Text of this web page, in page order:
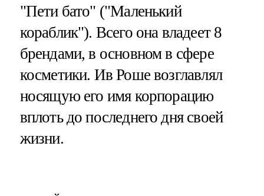
"Пети бато" ("Маленький
кораблик"). Всего она владеет 8
брендами, в основном в сфере
косметики. Ив Роше возглавлял
носящую его имя корпорацию
вплоть до последнего дня своей
жизни.